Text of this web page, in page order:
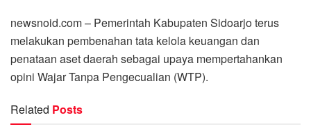
newsnoid.com – Pemerintah Kabupaten Sidoarjo terus
melakukan pembenahan tata kelola keuangan dan
penataan aset daerah sebagai upaya mempertahankan
opini Wajar Tanpa Pengecualian (WTP).
Related Posts